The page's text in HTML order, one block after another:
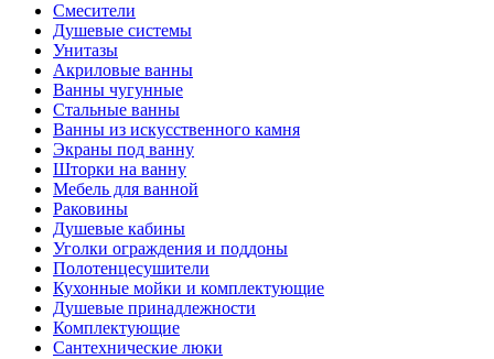
Смесители
Душевые системы
Унитазы
Акриловые ванны
Ванны чугунные
Стальные ванны
Ванны из искусственного камня
Экраны под ванну
Шторки на ванну
Мебель для ванной
Раковины
Душевые кабины
Уголки ограждения и поддоны
Полотенцесушители
Кухонные мойки и комплектующие
Душевые принадлежности
Комплектующие
Сантехнические люки